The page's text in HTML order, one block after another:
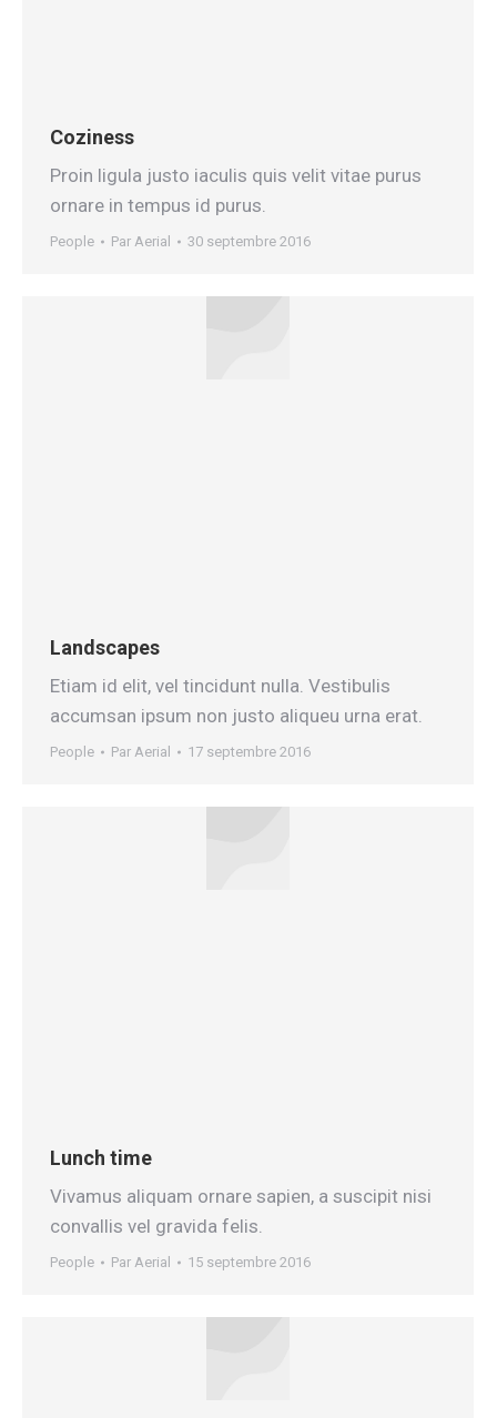
Coziness
Proin ligula justo iaculis quis velit vitae purus
ornare in tempus id purus.
People Par Aerial 30 septembre 2016
Landscapes
Etiam id elit, vel tincidunt nulla. Vestibulis
accumsan ipsum non justo aliqueu urna erat.
People Par Aerial 17 septembre 2016
Lunch time
Vivamus aliquam ornare sapien, a suscipit nisi
convallis vel gravida felis.
People Par Aerial 15 septembre 2016